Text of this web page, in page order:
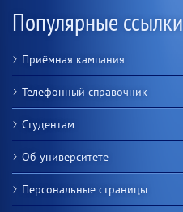
Популярные ссылки
Приёмная кампания
Телефонный справочник
Студентам
Об университете
Персональные страницы